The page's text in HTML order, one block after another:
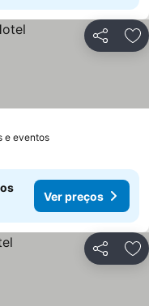
Partilhar
e eventosVer preços
Ver preços
Partilhar